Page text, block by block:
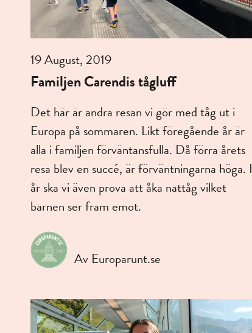
19 August, 2019
Familjen Carendis tågluff
Det här är andra resan vi gör med tåg ut i
Europa på sommaren. Likt föregående år är
alla i familjen förväntansfulla. Då förra årets
resa blev en succé, är förväntningarna höga. I
år ska vi även prova att åka nattåg vilket
barnen ser fram emot.
Av Europarunt.se